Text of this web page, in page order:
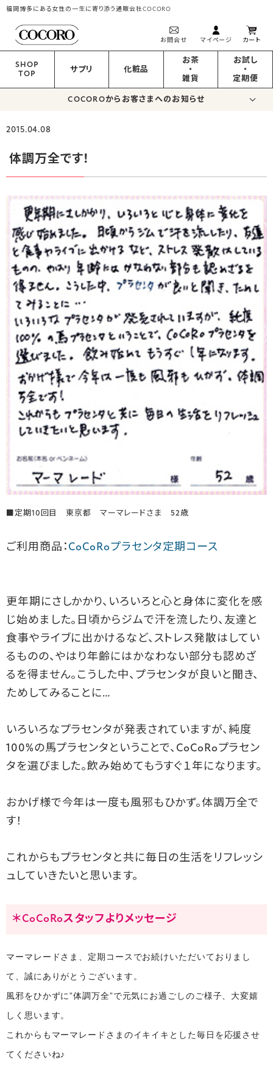
福岡博多にある女性の一生に寄り添う通販会社COCORO
お問合せ マイページ カート
SHOP
TOP
サプリ 化粧品
お茶
・
雑貨
お試し
・
定期便
COCOROからお客さまへのお知らせ
2015.04.08
体調万全です！
■定期10回目 東京都 マーマレードさま 52歳
ご利用商品： CoCoRoプラセンタ定期コース
更年期にさしかかり、いろいろと心と身体に変化を感
じ始めました。日頃からジムで汗を流したり、友達と
食事やライブに出かけるなど、ストレス発散はしてい
るものの、やはり年齢にはかなわない部分も認めざ
るを得ません。こうした中、プラセンタが良いと聞き、
ためしてみることに…
いろいろなプラセンタが発表されていますが、純度
100%の馬プラセンタということで、CoCoRoプラセン
タを選びました。飲み始めてもうすぐ１年になります。
おかげ様で今年は一度も風邪もひかず。体調万全で
す！
これからもプラセンタと共に毎日の生活をリフレッシ
ュしていきたいと思います。
＊CoCoRoスタッフよりメッセージ
マーマレードさま、定期コースでお続けいただいておりまし
て、誠にありがとうございます。
風邪をひかずに”体調万全”で元気にお過ごしのご様子、大変嬉
しく思います。
これからもマーマレードさまのイキイキとした毎日を応援させ
てくださいね♪